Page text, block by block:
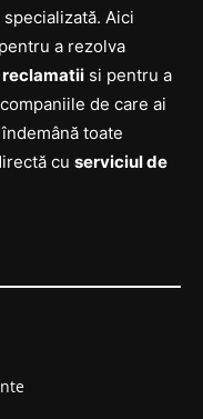
specializată. Aici
a rezolva
reclamatii si pentru a
de care ai
toate
cu serviciul de